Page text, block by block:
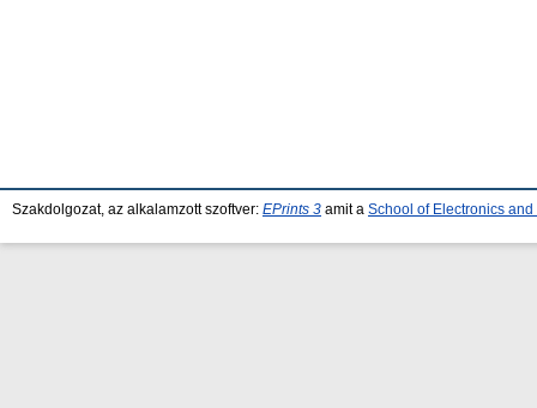
Szakdolgozat, az alkalamzott szoftver: EPrints 3 amit a School of Electronics